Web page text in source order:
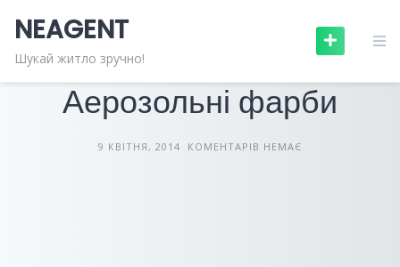
content
NEAGENT
Шукай житло зручно!БУДІВЕЛЬНІ МАТЕРІАЛИ
Аерозольні фарби
9 КВІТНЯ, 2014 КОМЕНТАРІВ НЕМАЄ